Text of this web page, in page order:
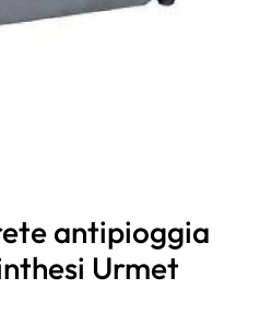
antipioggia
Urmet